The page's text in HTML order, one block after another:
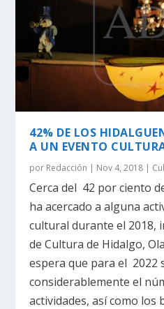
42% DE LOS
A UN EVENTO
por Redacción | Nov 4, 2018 |
Cerca del 42 por ciento
ha acercado a alguna
cultural durante el 2018,
de Cultura de Hidalgo,
espera que para el 2022
considerablemente el
actividades, así como los